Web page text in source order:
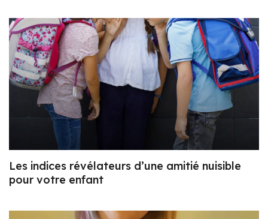
Les indices révélateurs d’une amitié nuisible
pour votre enfant